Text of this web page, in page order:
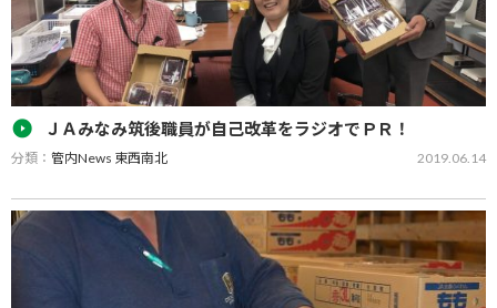
ＪＡみなみ筑後職員が自己改革をラジオでＰＲ！
分類： 管内News 東西南北 2019.06.14
ＪＡみなみ筑後職員の中村有香利さんが６月４日、ＫＢＣラジオ
「小林徹夫のアサデス。ラジオ」に出演し、ＪＡ自己改革の取り組
みや管内農産物の紹介をしました。 中村さんはパーソナリティーの
小林さんらと軽快なトークを繰り広…